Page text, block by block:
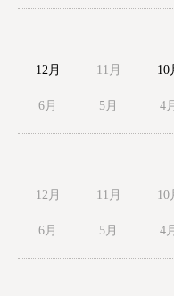
12月 11月 10
6月 5月 4月
12月 11月 10
6月 5月 4月